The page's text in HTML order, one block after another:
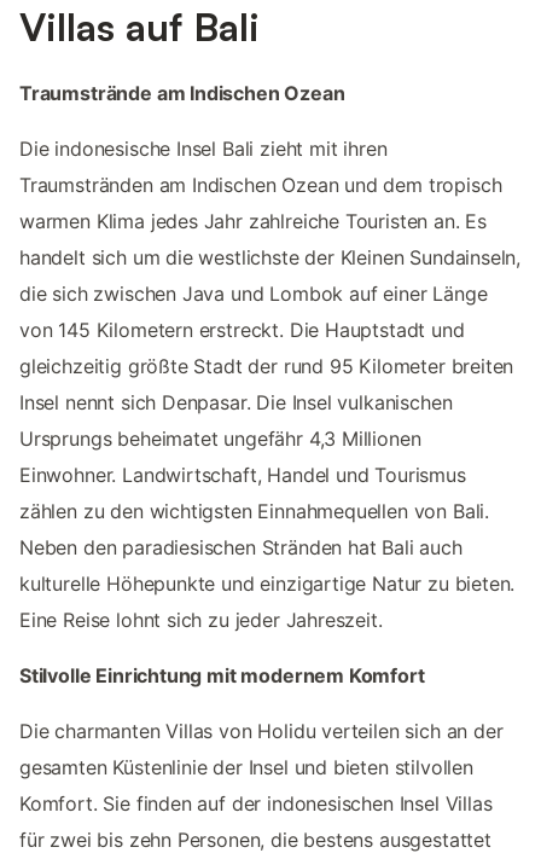
Villas auf Bali
Traumstrände am Indischen Ozean
Die indonesische Insel Bali zieht mit ihren
Traumstränden am Indischen Ozean und dem tropisch
warmen Klima jedes Jahr zahlreiche Touristen an. Es
handelt sich um die westlichste der Kleinen Sundainseln,
die sich zwischen Java und Lombok auf einer Länge
von 145 Kilometern erstreckt. Die Hauptstadt und
gleichzeitig größte Stadt der rund 95 Kilometer breiten
Insel nennt sich Denpasar. Die Insel vulkanischen
Ursprungs beheimatet ungefähr 4,3 Millionen
Einwohner. Landwirtschaft, Handel und Tourismus
zählen zu den wichtigsten Einnahmequellen von Bali.
Neben den paradiesischen Stränden hat Bali auch
kulturelle Höhepunkte und einzigartige Natur zu bieten.
Eine Reise lohnt sich zu jeder Jahreszeit.
Stilvolle Einrichtung mit modernem Komfort
Die charmanten Villas von Holidu verteilen sich an der
gesamten Küstenlinie der Insel und bieten stilvollen
Komfort. Sie finden auf der indonesischen Insel Villas
für zwei bis zehn Personen, die bestens ausgestattet